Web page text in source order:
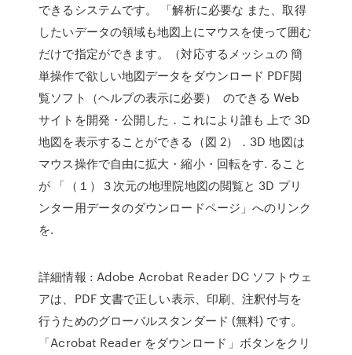
できるシステムです。 「解析に必要な また、取得
したいデータの領域も地図上にマウスを使って囲む
だけで指定ができます。（対応するメッシュの 簡
単操作で欲しい地図データをダウンロード PDF閲
覧ソフト（ヘルプの表示に必要） のできる Web
サイトを開発・公開した．これにより誰も 上で 3D
地図を表示することができる（図 2）．3D 地図は
マウス操作で自由に拡大・縮小・回転をす. ること
が 「（１）３次元の地理院地図の閲覧と 3D プリ
ンター用データのダウンロードページ」へのリンク
を.
詳細情報 : Adobe Acrobat Reader DC ソフトウェ
アは、PDF 文書で正しい表示、印刷、注釈付与を
行うためのグローバルスタンダード (無料) です。
「Acrobat Reader をダウンロード」ボタンをクリ